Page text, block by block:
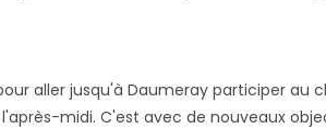
aller jusqu'à Daumeray participer au
midi. C'est avec de nouveaux